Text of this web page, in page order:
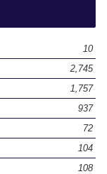
10
2,745
1,757
937
72
104
108